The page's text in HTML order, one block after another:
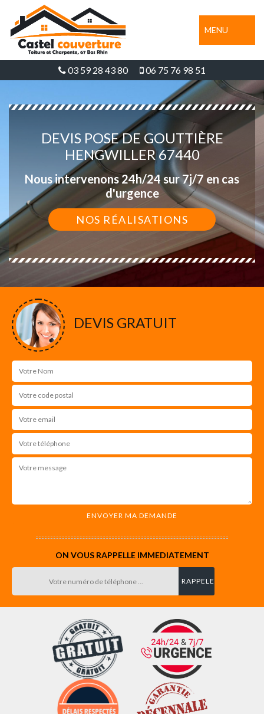
MENU
03 59 28 43 80 06 75 76 98 51
DEVIS POSE DE GOUTTIÈRE
HENGWILLER 67440
Nous intervenons 24h/24 sur 7j/7 en cas
d'urgence
NOS RÉALISATIONS
DEVIS GRATUIT
ON VOUS RAPPELLE IMMEDIATEMENT